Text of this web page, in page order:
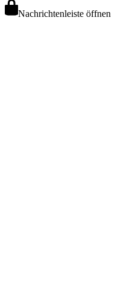
Nachrichtenleiste öffnen